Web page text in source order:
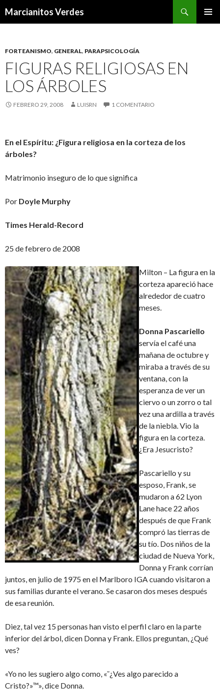
Marcianitos Verdes
FORTEANISMO, GENERAL, PARAPSICOLOGÍA
FIGURAS RELIGIOSAS EN
LOS ÁRBOLES
FEBRERO 29, 2008 LUISRN 1 COMENTARIO
En el Espíritu: ¿Figura religiosa en la corteza de los
árboles?
Matrimonio inseguro de lo que significa
Por Doyle Murphy
Times Herald-Record
25 de febrero de 2008
Milton – La figura en la
corteza apareció hace
alrededor de cuatro
meses.
Donna Pascariello
servía el café una
mañana de octubre y
miraba a través de su
ventana, con la
esperanza de ver un
ciervo o un zorro o tal
vez una ardilla a través
de la niebla. Vio la
figura en la corteza.
¿Era Jesucristo?
Pascariello y su
esposo, Frank, se
mudaron a 62 Lyon
Lane hace 22 años
después de que Frank
compró las tierras de
su tío. Dos niños de la
ciudad de Nueva York,
Donna y Frank corrían
juntos, en julio de 1975 en el Marlboro IGA cuando visitaron a
sus familias durante el verano. Se casaron dos meses después
de esa reunión.
Diez, tal vez 15 personas han visto el perfil claro en la parte
inferior del árbol, dicen Donna y Frank. Ellos preguntan, ¿Qué
ves?
«Yo no les sugiero algo como, «˜¿Ves algo parecido a
Cristo?»™», dice Donna.